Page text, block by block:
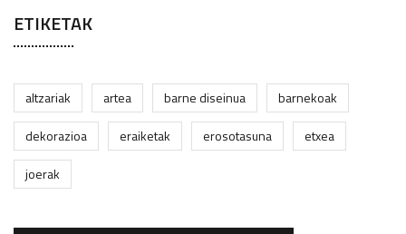
ETIKETAK
altzariak artea barne diseinua
barnekoak
dekorazioa
eraiketak erosotasuna
etxea
joerak